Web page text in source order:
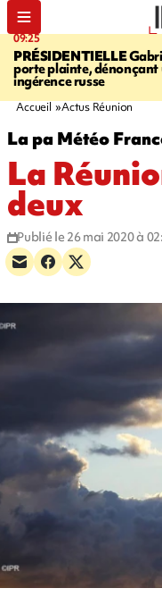
09:25
PRÉSIDENTIELLE
porte plainte, dénonçant
ingérence russe
Accueil Actus Réunion
La pa Météo
La
deux
Publié le 26 mai 2020 à